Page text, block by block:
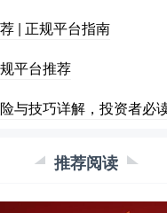
| 正规平台指南
平台推荐
与技巧详解，投资者必
推荐阅读